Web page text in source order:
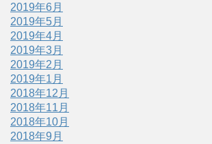
2019年6月
2019年5月
2019年4月
2019年3月
2019年2月
2019年1月
2018年12月
2018年11月
2018年10月
2018年9月